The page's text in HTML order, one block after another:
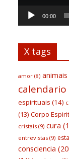
00:00
X tags
amor (8)
espirituais (14)
(13) Corpo
cristais (9) cura
entrevistas (9)
consciencia